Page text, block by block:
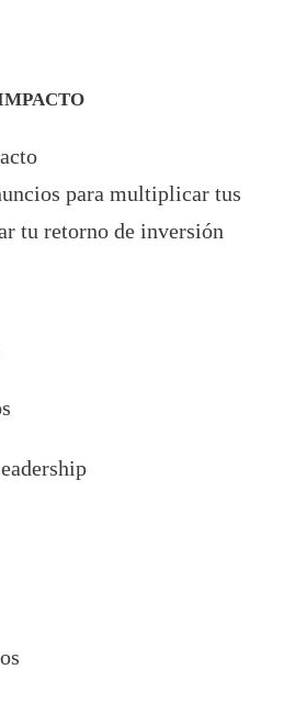
para multiplicar tus
tu retorno de inversión